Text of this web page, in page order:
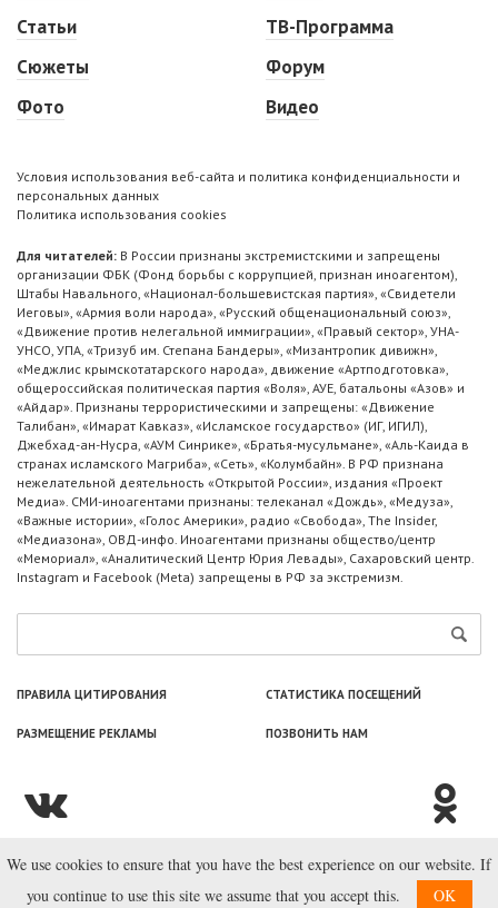
Статьи
Сюжеты
Фото
ТВ-Программа
Форум
Видео
Условия использования веб-сайта и политика конфиденциальности и
персональных данных
Политика использования cookies
Для читателей: В России признаны экстремистскими и запрещены
организации ФБК (Фонд борьбы с коррупцией, признан иноагентом),
Штабы Навального, «Национал-большевистская партия», «Свидетели
Иеговы», «Армия воли народа», «Русский общенациональный союз»,
«Движение против нелегальной иммиграции», «Правый сектор», УНА-
УНСО, УПА, «Тризуб им. Степана Бандеры», «Мизантропик дивижн»,
«Меджлис крымскотатарского народа», движение «Артподготовка»,
общероссийская политическая партия «Воля», АУЕ, батальоны «Азов» и
«Айдар». Признаны террористическими и запрещены: «Движение
Талибан», «Имарат Кавказ», «Исламское государство» (ИГ, ИГИЛ),
Джебхад-ан-Нусра, «АУМ Синрике», «Братья-мусульмане», «Аль-Каида в
странах исламского Магриба», «Сеть», «Колумбайн». В РФ признана
нежелательной деятельность «Открытой России», издания «Проект
Медиа». СМИ-иноагентами признаны: телеканал «Дождь», «Медуза»,
«Важные истории», «Голос Америки», радио «Свобода», The Insider,
«Медиазона», ОВД-инфо. Иноагентами признаны общество/центр
«Мемориал», «Аналитический Центр Юрия Левады», Сахаровский центр.
Instagram и Facebook (Metа) запрещены в РФ за экстремизм.
ПРАВИЛА ЦИТИРОВАНИЯ СТАТИСТИКА ПОСЕЩЕНИЙ
РАЗМЕЩЕНИЕ РЕКЛАМЫ ПОЗВОНИТЬ НАМ
© ООО «Лаборатория Новоcтей», 2003—2026.
We use cookies to ensure that you have the best experience on our website. If
you continue to use this site we assume that you accept this.
OK